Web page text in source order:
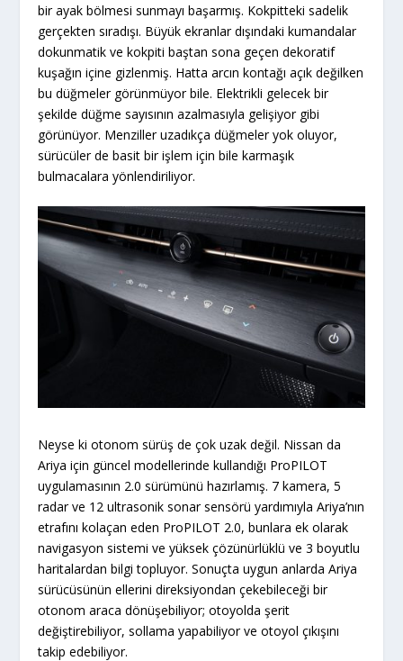
bir ayak bölmesi sunmayı başarmış. Kokpitteki sadelik
gerçekten sıradışı. Büyük ekranlar dışındaki kumandalar
dokunmatik ve kokpiti baştan sona geçen dekoratif
kuşağın içine gizlenmiş. Hatta arcın kontağı açık değilken
bu düğmeler görünmüyor bile. Elektrikli gelecek bir
şekilde düğme sayısının azalmasıyla gelişiyor gibi
görünüyor. Menziller uzadıkça düğmeler yok oluyor,
sürücüler de basit bir işlem için bile karmaşık
bulmacalara yönlendiriliyor.
Neyse ki otonom sürüş de çok uzak değil. Nissan da
Ariya için güncel modellerinde kullandığı ProPILOT
uygulamasının 2.0 sürümünü hazırlamış. 7 kamera, 5
radar ve 12 ultrasonik sonar sensörü yardımıyla Ariya’nın
etrafını kolaçan eden ProPILOT 2.0, bunlara ek olarak
navigasyon sistemi ve yüksek çözünürlüklü ve 3 boyutlu
haritalardan bilgi topluyor. Sonuçta uygun anlarda Ariya
sürücüsünün ellerini direksiyondan çekebileceği bir
otonom araca dönüşebiliyor; otoyolda şerit
değiştirebiliyor, sollama yapabiliyor ve otoyol çıkışını
takip edebiliyor.